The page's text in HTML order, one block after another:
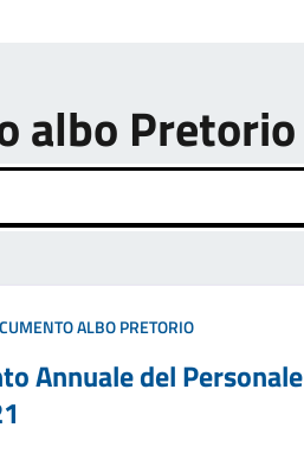
albo Pretorio
ALBO PRETORIO
Annuale del Personale